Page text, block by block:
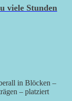
viele Stunden
in Blöcken –
– platziert